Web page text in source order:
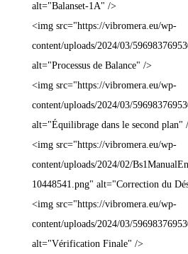
alt="Balanset-1A" />
<img src="https://vibromera.eu/wp-
content/uploads/2024/03/
alt="Processus de Balance" />
<img src="https://vibromera.eu/wp-
content/uploads/2024/03/
alt="Équilibrage dans le second plan"
<img src="https://vibromera.eu/wp-
content/uploads/2024/02/
10448541.png" alt="Correction du
<img src="https://vibromera.eu/wp-
content/uploads/2024/03/
alt="Vérification Finale" />